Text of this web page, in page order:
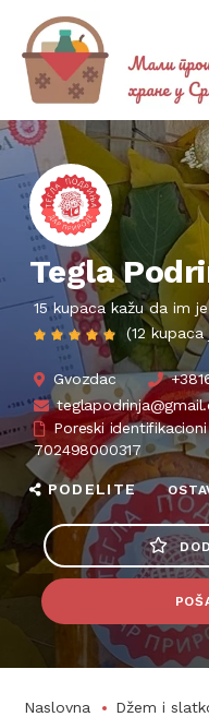
Tegla
15 kupaca kažu da im
(12
Gvozdac
Poreski
702498000317
PODELITE
Naslovna Džem i